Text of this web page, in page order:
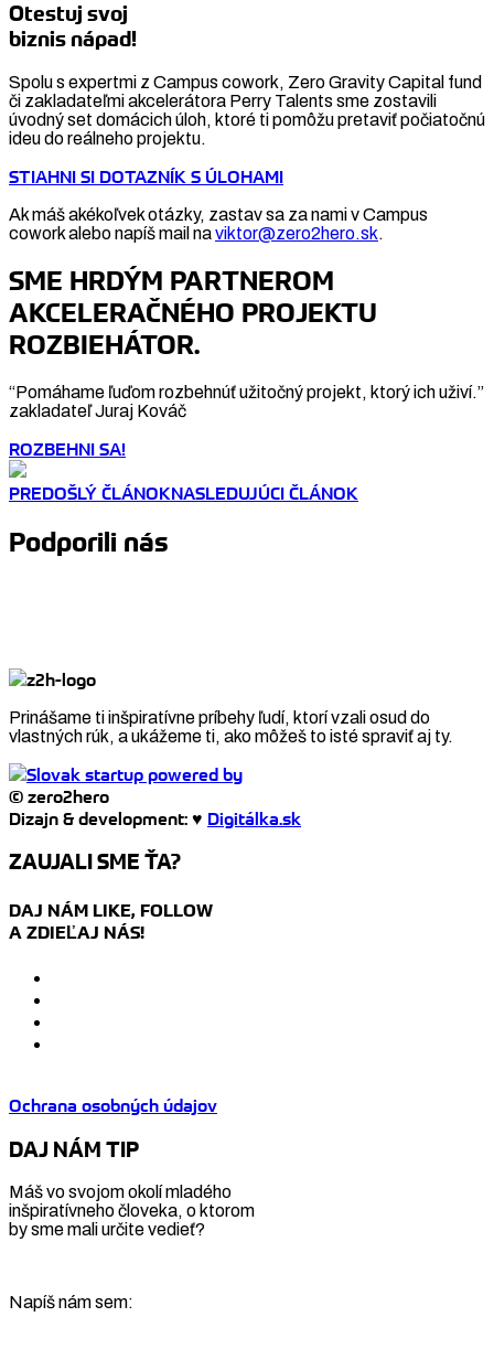
Otestuj svoj
biznis nápad!
Spolu s expertmi z Campus cowork, Zero Gravity Capital fund
či zakladateľmi akcelerátora Perry Talents sme zostavili
úvodný set domácich úloh, ktoré ti pomôžu pretaviť počiatočnú
ideu do reálneho projektu.
STIAHNI SI DOTAZNÍK S ÚLOHAMI
Ak máš akékoľvek otázky, zastav sa za nami v Campus
cowork alebo napíš mail naviktor@zero2hero.sk.
SME HRDÝM PARTNEROM
AKCELERAČNÉHO PROJEKTU
ROZBIEHÁTOR.
“Pomáhame ľuďom rozbehnúť užitočný projekt, ktorý ich uživí.”
zakladateľ Juraj Kováč
ROZBEHNI SA!
PREDOŠLÝ ČLÁNOKNASLEDUJÚCI ČLÁNOK
Podporili nás
Prinášame ti inšpiratívne príbehy ľudí, ktorí vzali osud do
vlastných rúk, a ukážeme ti, ako môžeš to isté spraviť aj ty.
© zero2hero
Dizajn & development: ♥ Digitálka.sk
ZAUJALI SME ŤA?
DAJ NÁM LIKE, FOLLOW
A ZDIEĽAJ NÁS!
Ochrana osobných údajov
DAJ NÁM TIP
Máš vo svojom okolí mladého
inšpiratívneho človeka, o ktorom
by sme mali určite vedieť?
Napíš nám sem: